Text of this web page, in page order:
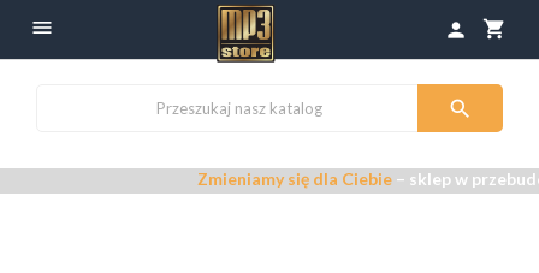
 shopping_cart
person

Zmieniamy się dla Ciebie– sklep w